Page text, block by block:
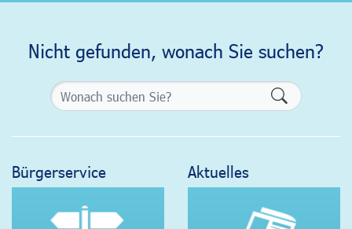
Nicht gefunden, wonach Sie suchen?
Bürgerservice Aktuelles